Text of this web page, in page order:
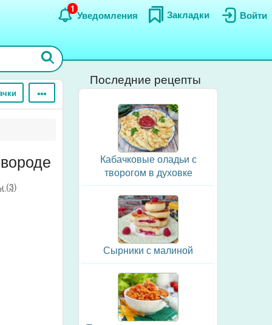
Войти
Закладки
Уведомления
1
(3)
Последние рецепты
Кабачковые оладьи с
творогом в духовке
Сырники с малиной